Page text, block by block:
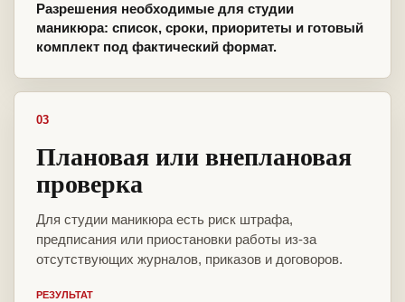
Разрешения необходимые для студии
маникюра: список, сроки, приоритеты и готовый
комплект под фактический формат.
03
Плановая или внеплановая
проверка
Для студии маникюра есть риск штрафа,
предписания или приостановки работы из-за
отсутствующих журналов, приказов и договоров.
РЕЗУЛЬТАТ